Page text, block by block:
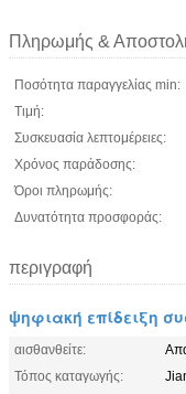
Πληρωμής &
Ποσότητα παραγγελίας min:
Τιμή:
Συσκευασία λεπτομέρειες:
Χρόνος παράδοσης:
Όροι πληρωμής:
Δυνατότητα προσφοράς:
περιγραφή
ψηφιακή επίδειξη
αισθανθείτε:
Τόπος καταγωγής: